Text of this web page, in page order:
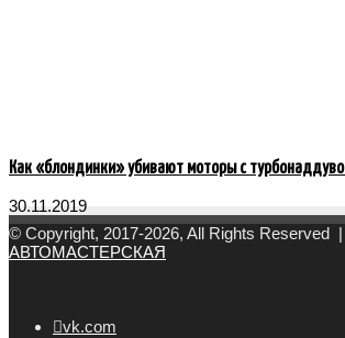
Как «блондинки» убивают моторы с
30.11.2019
© Copyright, 2017-2026, All Rights Reserved |
АВТОМАСТЕРСКАЯ
vk.com